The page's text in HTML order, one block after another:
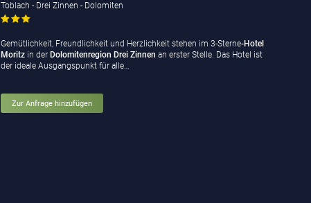
Toblach - Drei Zinnen - Dolomiten
Gemütlichkeit, Freundlichkeit und Herzlichkeit stehen im 3-Sterne-Hotel
Moritzin der Dolomitenregion Drei Zinnen an erster Stelle. Das Hotel ist
der ideale Ausgangspunkt für alle…
Zur Anfrage hinzufügen